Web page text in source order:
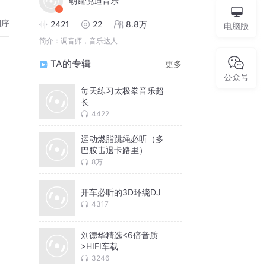
2421 22 8.8万
简介： 调音师，音乐达人
TA的专辑 更多
每天练习太极拳音乐超
长
4422
运动燃脂跳绳必听（多
巴胺击退卡路里）
8万
开车必听的3D环绕DJ
4317
刘德华精选<6倍音质
>HIFI车载
3246
电脑版
公众号